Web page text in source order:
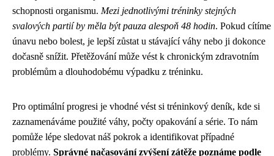
schopnosti organismu. Mezi jednotlivými tréninky stejných
svalových partií by měla být pauza alespoň 48 hodin. Pokud cítíme
únavu nebo bolest, je lepší zůstat u stávající váhy nebo ji dokonce
dočasně snížit. Přetěžování může vést k chronickým zdravotním
problémům a dlouhodobému výpadku z tréninku.
Pro optimální progresi je vhodné vést si tréninkový deník, kde si
zaznamenáváme použité váhy, počty opakování a série. To nám
pomůže lépe sledovat náš pokrok a identifikovat případné
problémy. Správné načasování zvýšení zátěže poznáme podle